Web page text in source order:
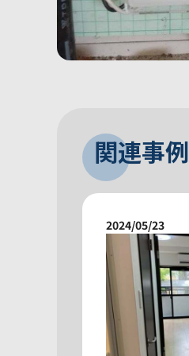
関連事例
2024/05/23